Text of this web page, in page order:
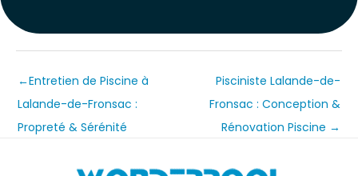
←Entretien de Piscine à
Lalande-de-Fronsac :
Propreté & Sérénité
Pisciniste Lalande-de-
Fronsac : Conception &
Rénovation Piscine →